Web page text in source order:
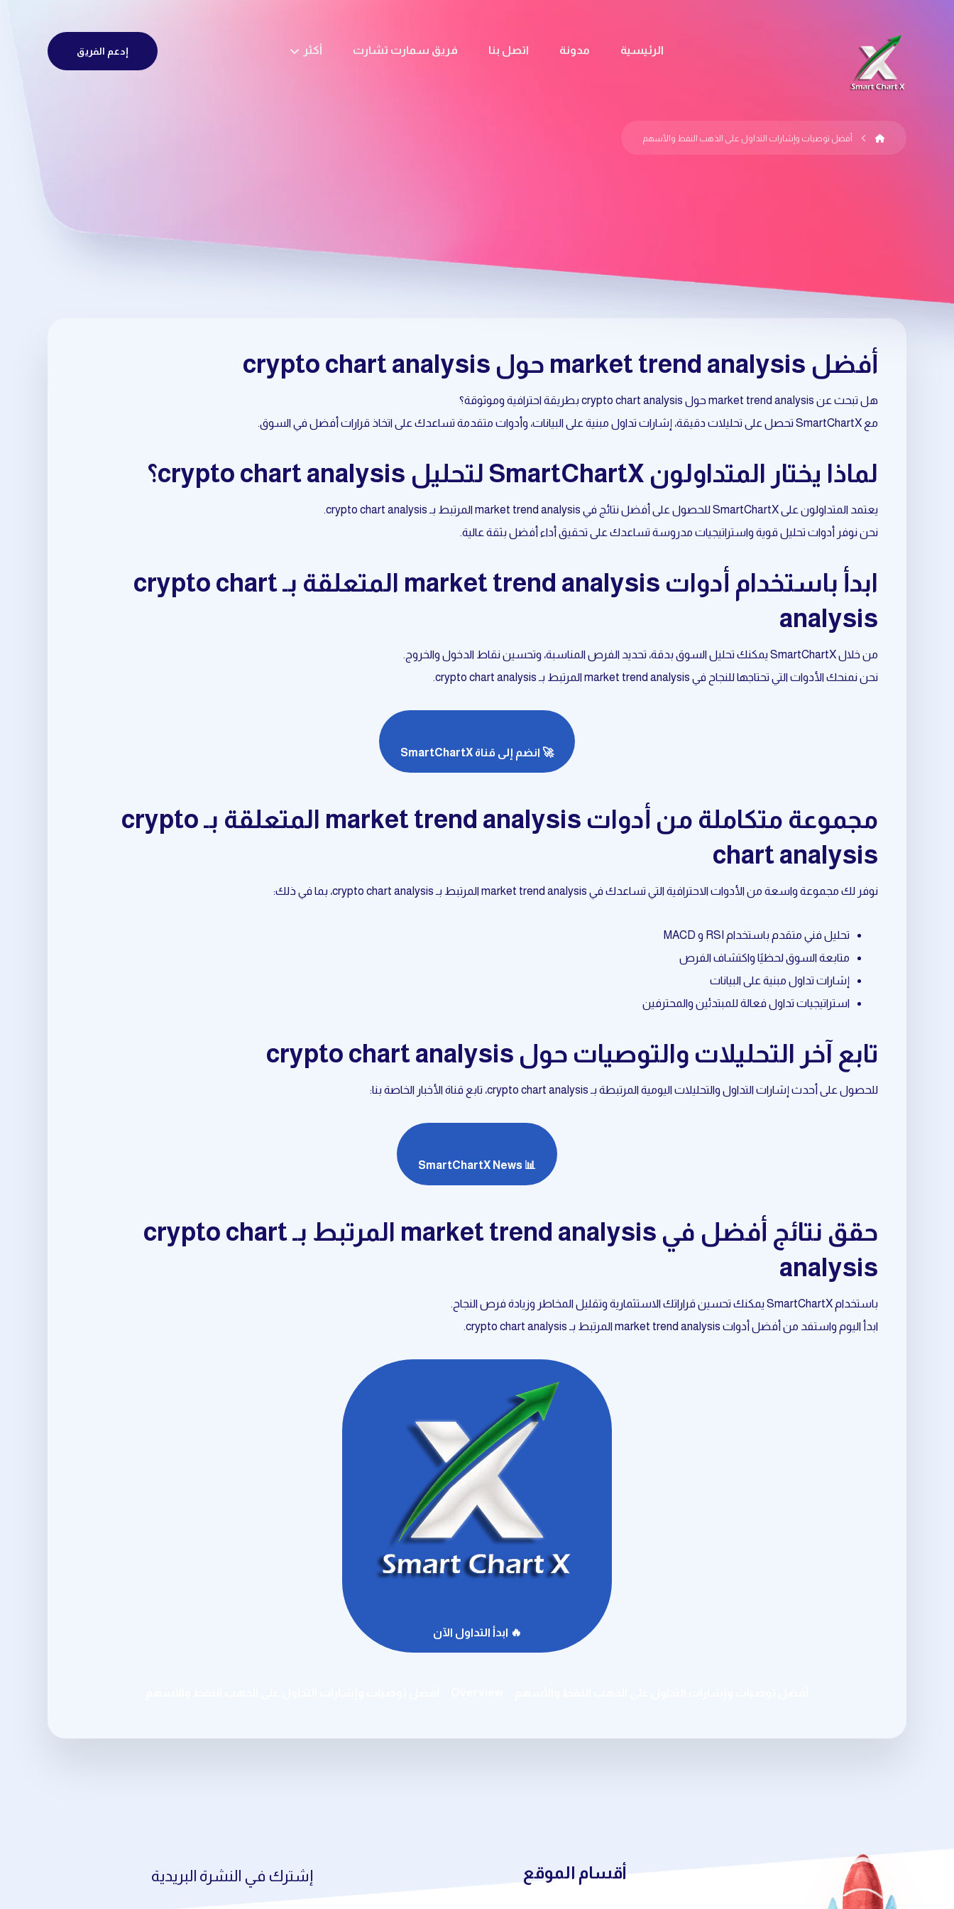
الرئيسية مدونة اتصل بنا فريق سمارت تشارت أكثر إدعم الفريق
أفضل توصيات وإشارات التداول على الذهب النفط والأسهم
أفضل market trend analysis حول crypto chart analysis
هل تبحث عن market trend analysis حول crypto chart analysis بطريقة احترافية وموثوقة؟
مع SmartChartX تحصل على تحليلات دقيقة، إشارات تداول مبنية على البيانات، وأدوات متقدمة تساعدك على اتخاذ قرارات أفضل في السوق.
لماذا يختار المتداولون SmartChartX لتحليل crypto chart analysis؟
يعتمد المتداولون على SmartChartX للحصول على أفضل نتائج في market trend analysis المرتبط بـ crypto chart analysis.
نحن نوفر أدوات تحليل قوية واستراتيجيات مدروسة تساعدك على تحقيق أداء أفضل بثقة عالية.
ابدأ باستخدام أدوات market trend analysis المتعلقة بـ crypto chart
analysis
من خلال SmartChartX يمكنك تحليل السوق بدقة، تحديد الفرص المناسبة، وتحسين نقاط الدخول والخروج.
نحن نمنحك الأدوات التي تحتاجها للنجاح في market trend analysis المرتبط بـ crypto chart analysis.
🚀 انضم إلى قناة SmartChartX
مجموعة متكاملة من أدوات market trend analysis المتعلقة بـ crypto
chart analysis
نوفر لك مجموعة واسعة من الأدوات الاحترافية التي تساعدك في market trend analysis المرتبط بـ crypto chart analysis، بما في ذلك:
تحليل فني متقدم باستخدام RSI و MACD
متابعة السوق لحظيًا واكتشاف الفرص
إشارات تداول مبنية على البيانات
استراتيجيات تداول فعالة للمبتدئين والمحترفين
تابع آخر التحليلات والتوصيات حول crypto chart analysis
للحصول على أحدث إشارات التداول والتحليلات اليومية المرتبطة بـ crypto chart analysis، تابع قناة الأخبار الخاصة بنا:
📊 SmartChartX News
حقق نتائج أفضل في market trend analysis المرتبط بـ crypto chart
analysis
باستخدام SmartChartX يمكنك تحسين قراراتك الاستثمارية وتقليل المخاطر وزيادة فرص النجاح.
ابدأ اليوم واستفد من أفضل أدوات market trend analysis المرتبط بـ crypto chart analysis.
🔥 ابدأ التداول الآن
أقسام الموقع إشترك في النشرة البريدية